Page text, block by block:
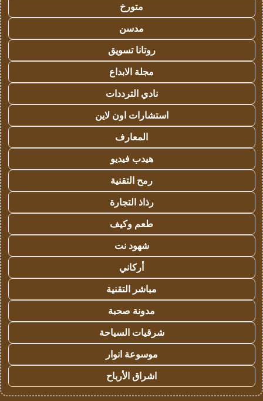
متورخ
مدسن
روتانا تسويق
مجلة الابداع
نادي الترددات
استشارات اون لاين
المعارف
هيدب فيديو
رمح التقنية
رذاذ التجارة
طعم وكيف
شهود نت
أركاني
مباشر التقنية
مدونة صحبة
شرقيات السياحة
موسوعة انوار
اشراق الأرباح